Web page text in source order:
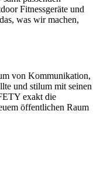
Fitnessgeräte und
was wir machen,
von Kommunikation,
und stilum mit seinen
exakt die
öffentlichen Raum